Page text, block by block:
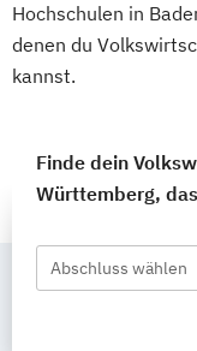
Hochschulen in
denen du
kannst.
Finde dein
Württemberg,
Abschluss wählen